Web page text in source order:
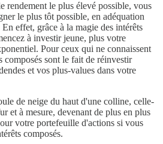
rendement le plus élevé possible, vous
le plus tôt possible, en adéquation
effet, grâce à la magie des intérêts
à investir jeune, plus votre
Pour ceux qui ne connaissent
composés sont le fait de réinvestir
et vos plus-values dans votre
de neige du haut d'une colline, celle-
et à mesure, devenant de plus en plus
votre portefeuille d'actions si vous
composés.